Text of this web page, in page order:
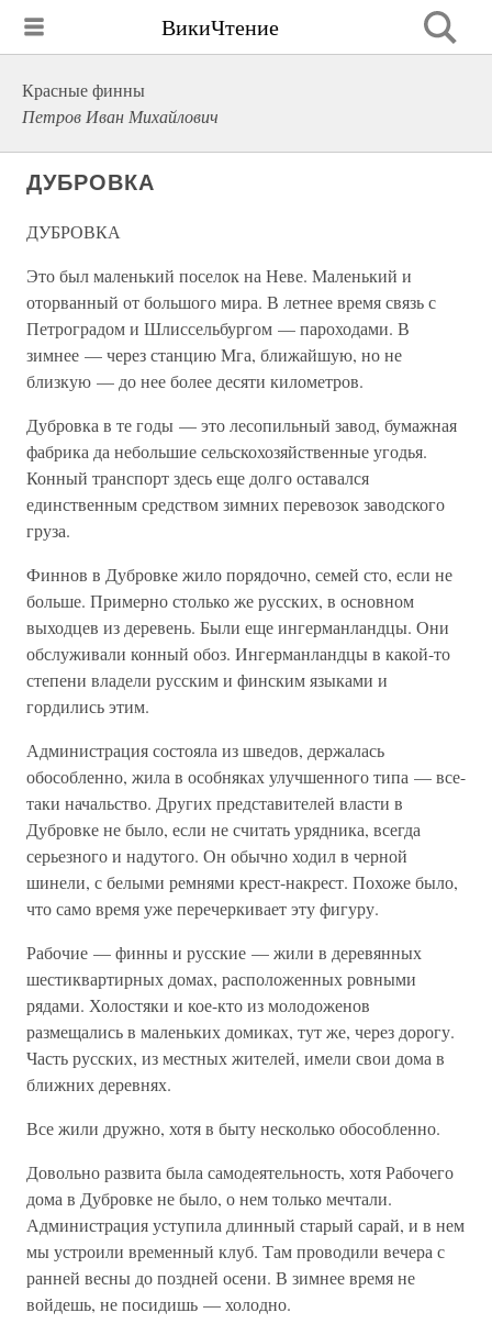
ВикиЧтение
Красные финны
Петров Иван Михайлович
ДУБРОВКА
ДУБРОВКА
Это был маленький поселок на Неве. Маленький и
оторванный от большого мира. В летнее время связь с
Петроградом и Шлиссельбургом — пароходами. В
зимнее — через станцию Мга, ближайшую, но не
близкую — до нее более десяти километров.
Дубровка в те годы — это лесопильный завод, бумажная
фабрика да небольшие сельскохозяйственные угодья.
Конный транспорт здесь еще долго оставался
единственным средством зимних перевозок заводского
груза.
Финнов в Дубровке жило порядочно, семей сто, если не
больше. Примерно столько же русских, в основном
выходцев из деревень. Были еще ингерманландцы. Они
обслуживали конный обоз. Ингерманландцы в какой-то
степени владели русским и финским языками и
гордились этим.
Администрация состояла из шведов, держалась
обособленно, жила в особняках улучшенного типа — все-
таки начальство. Других представителей власти в
Дубровке не было, если не считать урядника, всегда
серьезного и надутого. Он обычно ходил в черной
шинели, с белыми ремнями крест-накрест. Похоже было,
что само время уже перечеркивает эту фигуру.
Рабочие — финны и русские — жили в деревянных
шестиквартирных домах, расположенных ровными
рядами. Холостяки и кое-кто из молодоженов
размещались в маленьких домиках, тут же, через дорогу.
Часть русских, из местных жителей, имели свои дома в
ближних деревнях.
Все жили дружно, хотя в быту несколько обособленно.
Довольно развита была самодеятельность, хотя Рабочего
дома в Дубровке не было, о нем только мечтали.
Администрация уступила длинный старый сарай, и в нем
мы устроили временный клуб. Там проводили вечера с
ранней весны до поздней осени. В зимнее время не
войдешь, не посидишь — холодно.